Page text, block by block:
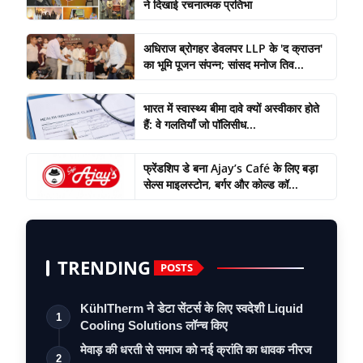
ने दिखाई रचनात्मक प्रतिभा
अधिराज ब्रोगहर डेवलपर LLP के 'द क्राउन'
का भूमि पूजन संपन्न; सांसद मनोज तिव...
भारत में स्वास्थ्य बीमा दावे क्यों अस्वीकार होते
हैं: वे गलतियाँ जो पॉलिसीध...
फ्रेंडशिप डे बना Ajay’s Café के लिए बड़ा
सेल्स माइलस्टोन, बर्गर और कोल्ड कॉ...
TRENDING POSTS
1
KühlTherm ने डेटा सेंटर्स के लिए स्वदेशी Liquid
Cooling Solutions लॉन्च किए
2
मेवाड़ की धरती से समाज को नई क्रांति का धावक नीरज